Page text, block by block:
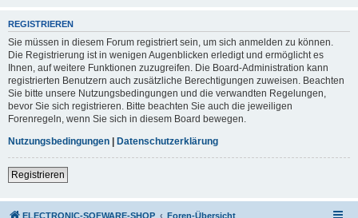
REGISTRIEREN
Sie müssen in diesem Forum registriert sein, um sich anmelden zu können.
Die Registrierung ist in wenigen Augenblicken erledigt und ermöglicht es
Ihnen, auf weitere Funktionen zuzugreifen. Die Board-Administration kann
registrierten Benutzern auch zusätzliche Berechtigungen zuweisen. Beachten
Sie bitte unsere Nutzungsbedingungen und die verwandten Regelungen,
bevor Sie sich registrieren. Bitte beachten Sie auch die jeweiligen
Forenregeln, wenn Sie sich in diesem Board bewegen.
Nutzungsbedingungen
Datenschutzerklärung
Registrieren
ELECTRONIC-SOFWARE-SHOP Foren-Übersicht